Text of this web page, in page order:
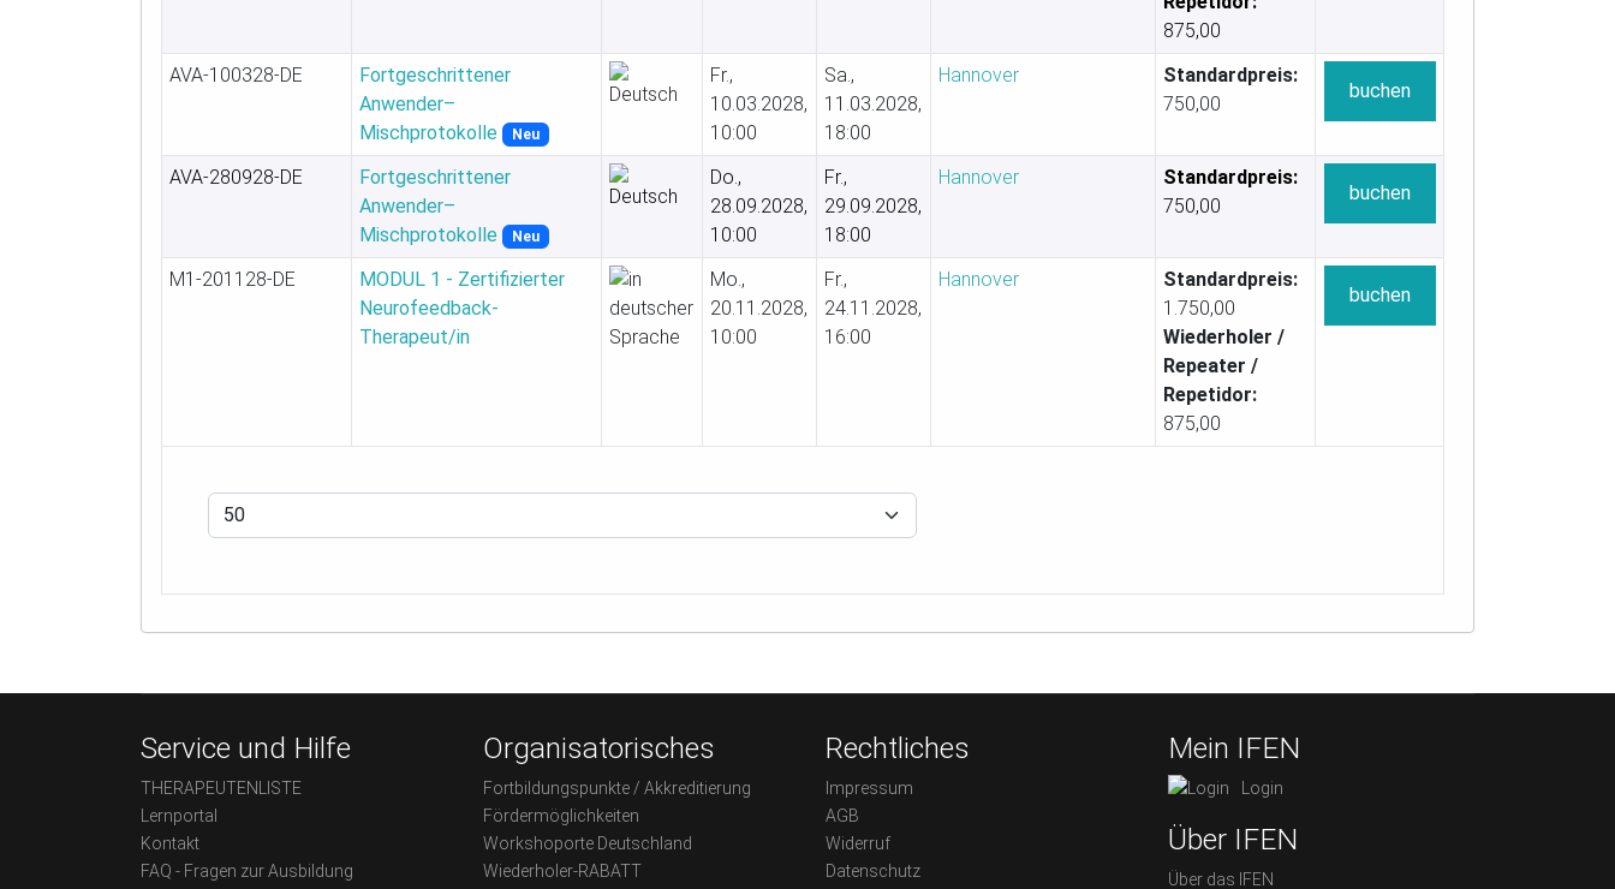
875,00
AVA-100328-DE
Fortgeschrittener
Anwender–
Mischprotokolle
Neu
Fr.,
10.03.2028,
10:00
Sa.,
11.03.2028,
18:00
Hannover
Standardpreis:
750,00
buchen
AVA-280928-DE
Fortgeschrittener
Anwender–
Mischprotokolle
Neu
Do.,
28.09.2028,
10:00
Fr.,
29.09.2028,
18:00
Hannover
Standardpreis:
750,00
buchen
M1-201128-DE
MODUL 1 - Zertifizierter
Neurofeedback-
Therapeut/in
Mo.,
20.11.2028,
10:00
Fr.,
24.11.2028,
16:00
Hannover
Standardpreis:
1.750,00
Wiederholer /
Repeater /
Repetidor:
875,00
buchen
Service und Hilfe
THERAPEUTENLISTE
Lernportal
Kontakt
FAQ - Fragen zur Ausbildung
Organisatorisches
Fortbildungspunkte / Akkreditierung
Fördermöglichkeiten
Workshoporte Deutschland
Wiederholer-RABATT
Rechtliches
Impressum
AGB
Widerruf
Datenschutz
Mein IFEN
Login
Über IFEN
Über das IFEN